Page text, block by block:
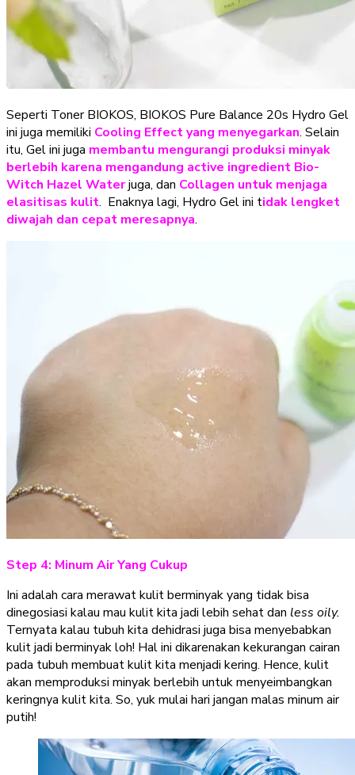
Seperti Toner BIOKOS, BIOKOS Pure Balance 20s Hydro Gel
ini juga memiliki Cooling Effect yang menyegarkan. Selain
itu, Gel ini juga membantu mengurangi produksi minyak
berlebih karena mengandung active ingredient Bio-
Witch Hazel Waterjuga, dan Collagen untuk menjaga
elasitisas kulit. Enaknya lagi, Hydro Gel ini tidak lengket
diwajah dan cepat meresapnya.
Step 4: Minum Air Yang Cukup
Ini adalah cara merawat kulit berminyak yang tidak bisa
dinegosiasi kalau mau kulit kita jadi lebih sehat dan less oily.
Ternyata kalau tubuh kita dehidrasi juga bisa menyebabkan
kulit jadi berminyak loh! Hal ini dikarenakan kekurangan cairan
pada tubuh membuat kulit kita menjadi kering. Hence, kulit
akan memproduksi minyak berlebih untuk menyeimbangkan
keringnya kulit kita. So, yuk mulai hari jangan malas minum air
putih!